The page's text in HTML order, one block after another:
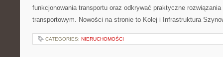
funkcjonowania transportu oraz odkrywać praktyczne
transportowym. Nowości na stronie to Kolej i Infrastruktura
CATEGORIES: NIERUCHOMOŚCI